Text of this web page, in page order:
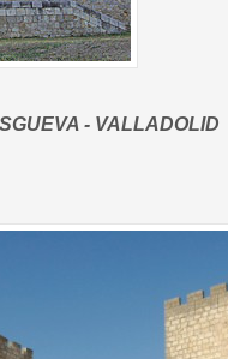
- VALLADOLID